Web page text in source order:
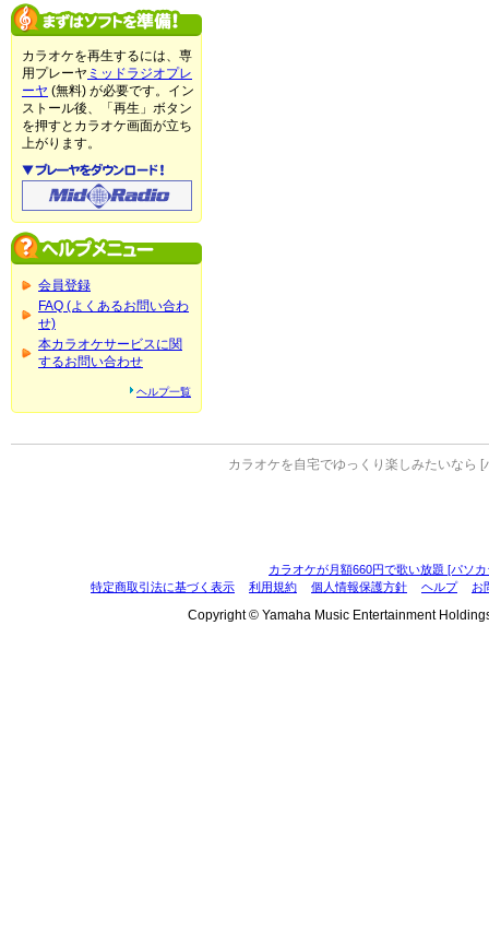
カラオケを再生するには、専
用プレーヤ ミッドラジオプレ
ーヤ (無料) が必要です。イン
ストール後、「再生」ボタン
を押すとカラオケ画面が立ち
上がります。
会員登録
FAQ (よくあるお問い合わ
せ)
本カラオケサービスに関
するお問い合わせ
ヘルプ一覧
カラオケを自宅でゆっくり楽しみたいなら [
カラオケが月額660円で歌い放題 [パソ
特定商取引法に基づく表示
利用規約 個人情報保護方針 ヘルプ お
Copyright © Yamaha Music Entertainment